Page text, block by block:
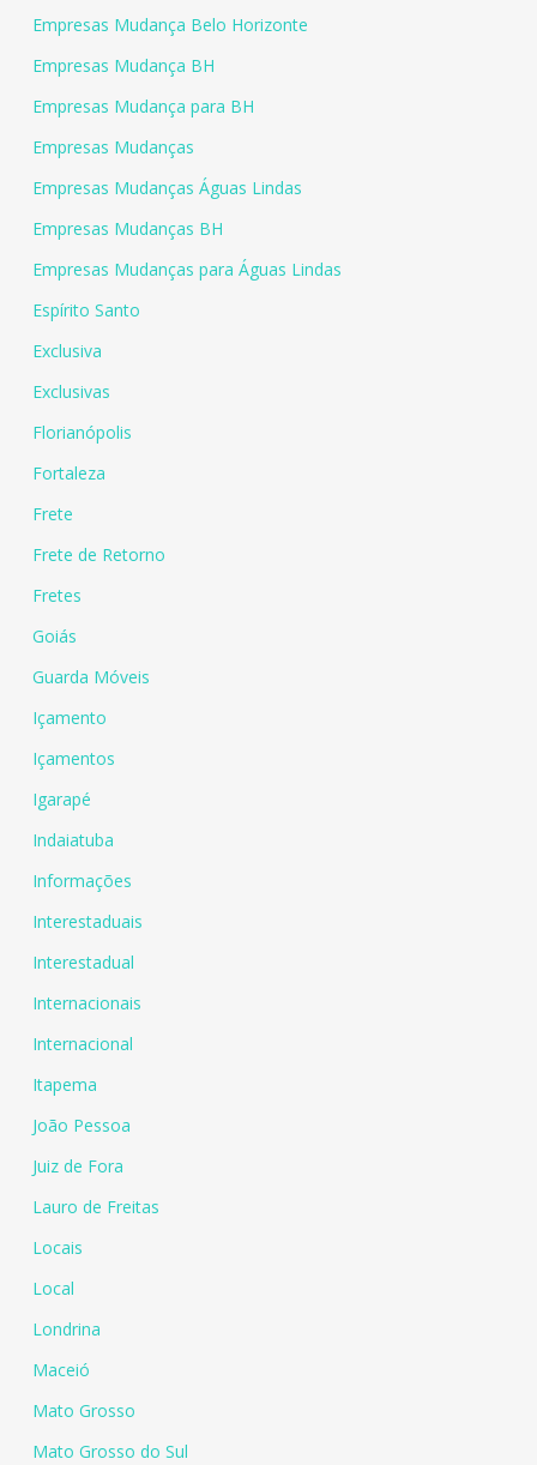
Empresas Mudança Belo Horizonte
Empresas Mudança BH
Empresas Mudança para BH
Empresas Mudanças
Empresas Mudanças Águas Lindas
Empresas Mudanças BH
Empresas Mudanças para Águas Lindas
Espírito Santo
Exclusiva
Exclusivas
Florianópolis
Fortaleza
Frete
Frete de Retorno
Fretes
Goiás
Guarda Móveis
Içamento
Içamentos
Igarapé
Indaiatuba
Informações
Interestaduais
Interestadual
Internacionais
Internacional
Itapema
João Pessoa
Juiz de Fora
Lauro de Freitas
Locais
Local
Londrina
Maceió
Mato Grosso
Mato Grosso do Sul